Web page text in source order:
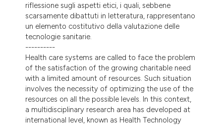
riflessione sugli aspetti etici, i quali, sebbene
scarsamente dibattuti in letteratura, rappresentano
un elemento costitutivo della valutazione delle
tecnologie sanitarie.
----------
Health care systems are called to face the problem
of the satisfaction of the growing charitable need
with a limited amount of resources. Such situation
involves the necessity of optimizing the use of the
resources on all the possible levels. In this context,
a multidisciplinary research area has developed at
international level, known as Health Technology